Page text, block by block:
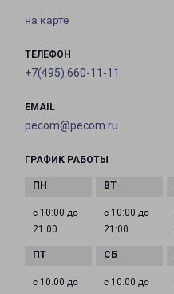
на карте
ТЕЛЕФОН
+7(495) 660-11-11
EMAIL
pecom@pecom.ru
ГРАФИК РАБОТЫ
с 10:00 до
21:00
с 10:00 до
21:00
с 10:00 до
с 10:00 до